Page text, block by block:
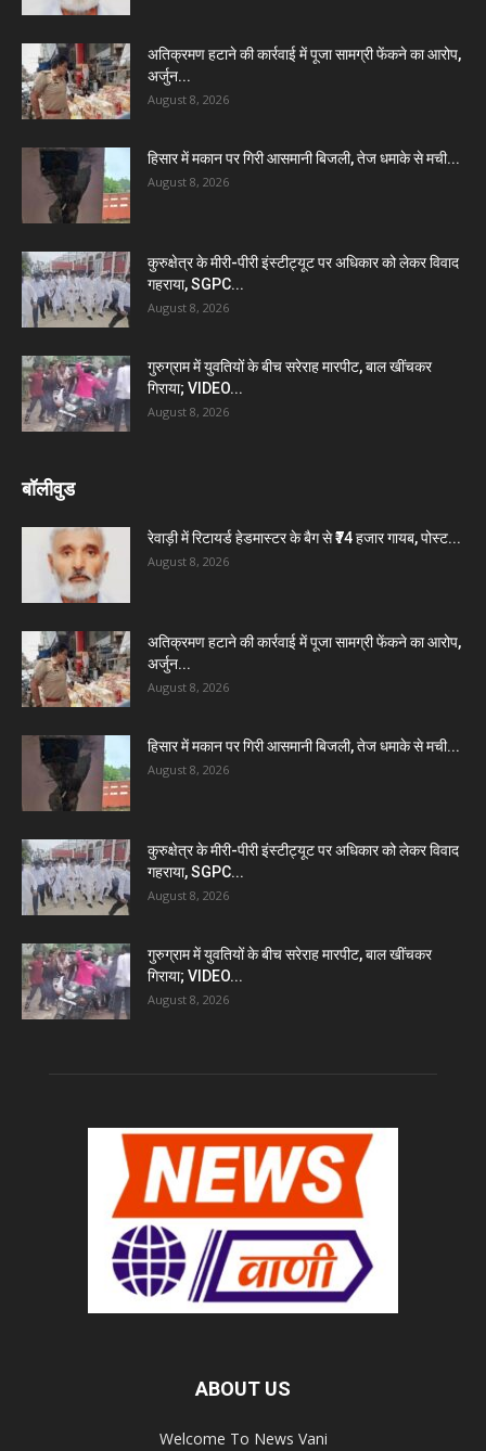
अतिक्रमण हटाने की कार्रवाई में पूजा सामग्री फेंकने का आरोप,
अर्जुन...
August 8, 2026
हिसार में मकान पर गिरी आसमानी बिजली, तेज धमाके से मची...
August 8, 2026
कुरुक्षेत्र के मीरी-पीरी इंस्टीट्यूट पर अधिकार को लेकर विवाद
गहराया, SGPC...
August 8, 2026
गुरुग्राम में युवतियों के बीच सरेराह मारपीट, बाल खींचकर
गिराया; VIDEO...
August 8, 2026
बॉलीवुड
रेवाड़ी में रिटायर्ड हेडमास्टर के बैग से ₹74 हजार गायब, पोस्ट...
August 8, 2026
अतिक्रमण हटाने की कार्रवाई में पूजा सामग्री फेंकने का आरोप,
अर्जुन...
August 8, 2026
हिसार में मकान पर गिरी आसमानी बिजली, तेज धमाके से मची...
August 8, 2026
कुरुक्षेत्र के मीरी-पीरी इंस्टीट्यूट पर अधिकार को लेकर विवाद
गहराया, SGPC...
August 8, 2026
गुरुग्राम में युवतियों के बीच सरेराह मारपीट, बाल खींचकर
गिराया; VIDEO...
August 8, 2026
ABOUT US
Welcome To News Vani